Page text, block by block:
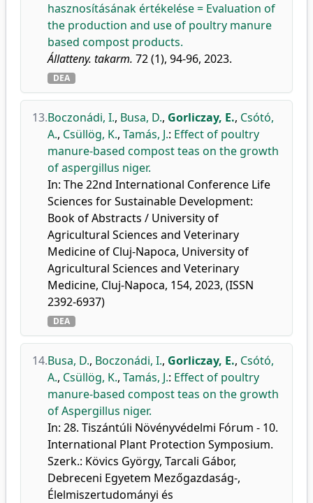
hasznosításának értékelése = Evaluation of
the production and use of poultry manure
based compost products.
Állatteny. takarm. 72 (1), 94-96, 2023.
DEA
13.Boczonádi, I., Busa, D., Gorliczay, E., Csótó,
A., Csüllög, K., Tamás, J.: Effect of poultry
manure-based compost teas on the growth
of aspergillus niger.
In: The 22nd International Conference Life
Sciences for Sustainable Development:
Book of Abstracts / University of
Agricultural Sciences and Veterinary
Medicine of Cluj-Napoca, University of
Agricultural Sciences and Veterinary
Medicine, Cluj-Napoca, 154, 2023, (ISSN
2392-6937)
DEA
14.Busa, D., Boczonádi, I., Gorliczay, E., Csótó,
A., Csüllög, K., Tamás, J.: Effect of poultry
manure-based compost teas on the growth
of Aspergillus niger.
In: 28. Tiszántúli Növényvédelmi Fórum - 10.
International Plant Protection Symposium.
Szerk.: Kövics György, Tarcali Gábor,
Debreceni Egyetem Mezőgazdaság-,
Élelmiszertudományi és